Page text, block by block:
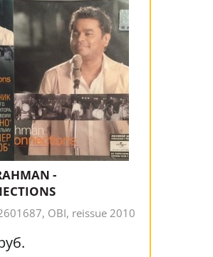
-
OBI, reissue 2010